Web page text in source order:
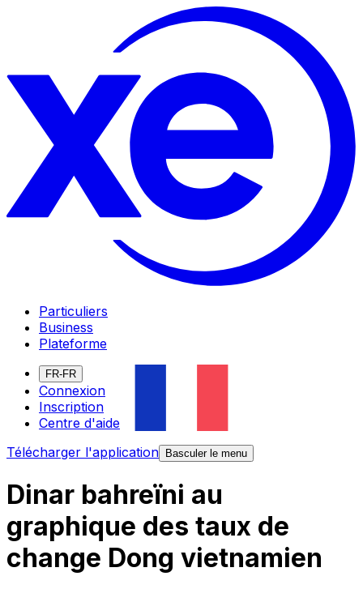
Particuliers
Business
Plateforme
FR-FR
Connexion
Inscription
Centre d'aide
Télécharger l'application
Basculer le menu
Dinar bahreïni au
graphique des taux de
change Dong vietnamien